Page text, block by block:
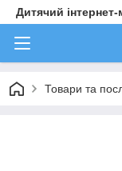
Дитячий
Товари та